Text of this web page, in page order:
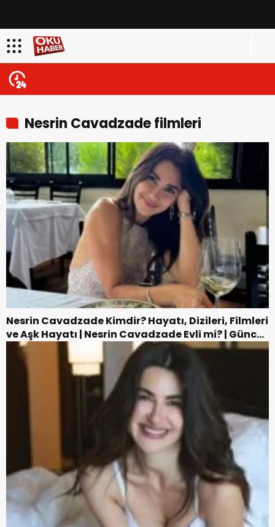
Nesrin Cavadzade filmleri
Nesrin Cavadzade Kimdir? Hayatı, Dizileri, Filmleri
ve Aşk Hayatı | Nesrin Cavadzade Evli mi? | Güncel
Biyografi